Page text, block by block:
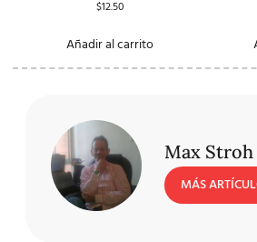
$12.50
Añadir al carrito
Max
MÁS